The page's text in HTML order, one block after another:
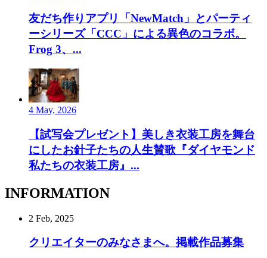
友だち作りアプリ「NewMatch」とパーティ
ーシリーズ「CCC」による異色のコラボ。
Frog 3、...
4 May, 2026
【試写会プレゼント】美しき衣装工房を舞台
にしたお針子たちの人生賛歌『ダイヤモンド
私たちの衣装工房』...
INFORMATION
2 Feb, 2025
クリエイターのみなさまへ。掲載作品募集